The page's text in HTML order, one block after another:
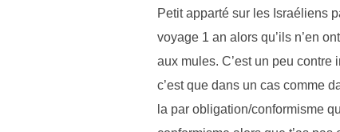
Petit apparté sur les Israéliens
voyage 1 an alors qu’ils n’en
aux mules. C’est un peu
c’est que dans un cas comme
la par obligation/conformisme